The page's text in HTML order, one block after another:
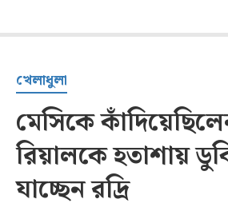
খেলাধুলা
মেসিকে
রিয়ালকে হতাশায়
যাচ্ছেন রদ্রি